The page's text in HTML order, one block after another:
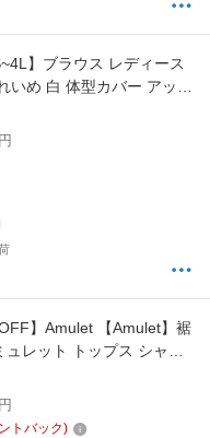
】ブラウス レディース
いめ 白 体型カバー アッド
ャツ・ブラウス ホワイト
イビー ブルー
】Amulet 【Amulet】裾
ュレット トップス シャ
ベージュ レッド ネイビー
ラック ブラウン ホワイト
トバック)